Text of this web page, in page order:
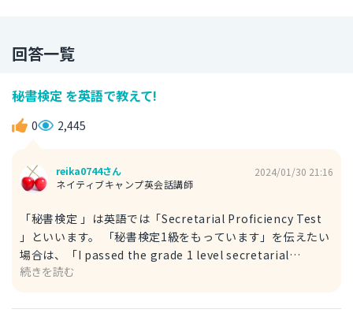
回答一覧
秘書検定 を英語で教えて!
0 2,445
reika0744さん
ネイティブキャンプ英会話講師
2024/01/30 21:16
「秘書検定 」は英語では「Secretarial Proficiency Test
」といいます。 「秘書検定1級をもっています」を伝えたい
場合は、「I passed the grade 1 level secretarial
proficiency test」で表現できます。 「もっている」＝
す。 「持っている」を強調したい場合は、「I have a
続きを読む